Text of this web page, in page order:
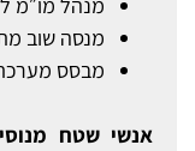
מנסה שוב
מבסס
אנשי שטח